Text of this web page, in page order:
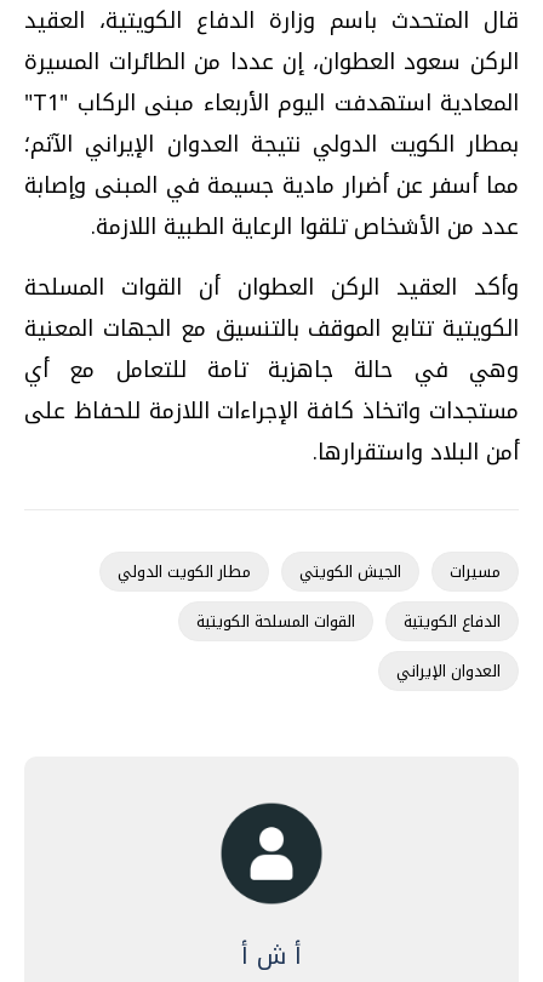
قال المتحدث باسم وزارة الدفاع الكويتية، العقيد
الركن سعود العطوان، إن عددا من الطائرات المسيرة
المعادية استهدفت اليوم الأربعاء مبنى الركاب "T1"
بمطار الكويت الدولي نتيجة العدوان الإيراني الآثم؛
مما أسفر عن أضرار مادية جسيمة في المبنى وإصابة
عدد من الأشخاص تلقوا الرعاية الطبية اللازمة.
وأكد العقيد الركن العطوان أن القوات المسلحة
الكويتية تتابع الموقف بالتنسيق مع الجهات المعنية
وهي في حالة جاهزية تامة للتعامل مع أي
مستجدات واتخاذ كافة الإجراءات اللازمة للحفاظ على
أمن البلاد واستقرارها.
مسيرات الجيش الكويتي
مطار الكويت الدولي
الدفاع الكويتية
القوات المسلحة الكويتية
العدوان الإيراني
أ ش أ